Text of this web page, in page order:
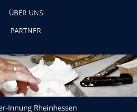
ÜBER UNS
PARTNER
Innung Rheinhessen